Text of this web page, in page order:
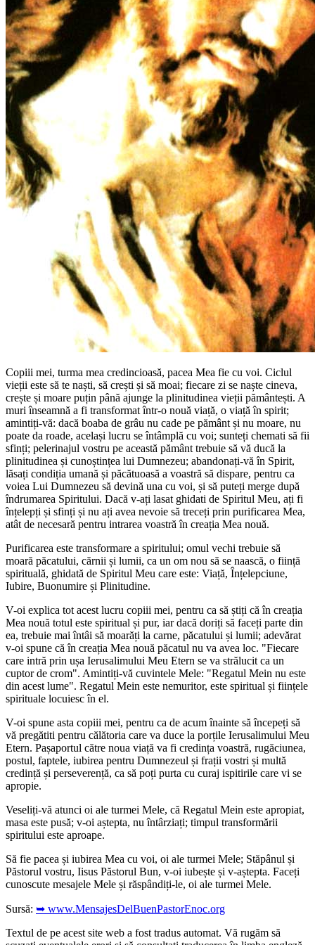
Copiii mei, turma mea credincioasă, pacea Mea fie cu voi. Ciclul
vieții este să te naști, să crești și să moai; fiecare zi se naște cineva,
crește și moare puțin până ajunge la plinitudinea vieții pământești. A
muri înseamnă a fi transformat într-o nouă viață, o viață în spirit;
amintiți-vă: dacă boaba de grâu nu cade pe pământ și nu moare, nu
poate da roade, același lucru se întâmplă cu voi; sunteți chemati să fii
sfinți; pelerinajul vostru pe această pământ trebuie să vă ducă la
plinitudinea și cunoștințea lui Dumnezeu; abandonați-vă în Spirit,
lăsați condiția umană și păcătuoasă a voastră să dispare, pentru ca
voiea Lui Dumnezeu să devină una cu voi, și să puteți merge după
îndrumarea Spiritului. Dacă v-ați lasat ghidati de Spiritul Meu, ați fi
înțelepți și sfinți și nu ați avea nevoie să treceți prin purificarea Mea,
atât de necesară pentru intrarea voastră în creația Mea nouă.
Purificarea este transformare a spiritului; omul vechi trebuie să
moară păcatului, cărnii și lumii, ca un om nou să se naască, o ființă
spirituală, ghidată de Spiritul Meu care este: Viață, Înțelepciune,
Iubire, Buonumire și Plinitudine.
V-oi explica tot acest lucru copiii mei, pentru ca să știți că în creația
Mea nouă totul este spiritual și pur, iar dacă doriți să faceți parte din
ea, trebuie mai întâi să moarăți la carne, păcatului și lumii; adevărat
v-oi spune că în creația Mea nouă păcatul nu va avea loc. "Fiecare
care intră prin ușa Ierusalimului Meu Etern se va strălucit ca un
cuptor de crom". Amintiți-vă cuvintele Mele: "Regatul Mein nu este
din acest lume". Regatul Mein este nemuritor, este spiritual și ființele
spirituale locuiesc în el.
V-oi spune asta copiii mei, pentru ca de acum înainte să începeți să
vă pregătiti pentru călătoria care va duce la porțile Ierusalimului Meu
Etern. Pașaportul către noua viață va fi credința voastră, rugăciunea,
postul, faptele, iubirea pentru Dumnezeul și frații vostri și multă
credință și perseverență, ca să poți purta cu curaj ispitirile care vi se
apropie.
Veseliți-vă atunci oi ale turmei Mele, că Regatul Mein este apropiat,
masa este pusă; v-oi aștepta, nu întârziați; timpul transformării
spiritului este aproape.
Să fie pacea și iubirea Mea cu voi, oi ale turmei Mele; Stăpânul și
Păstorul vostru, Iisus Păstorul Bun, v-oi iubește și v-aștepta. Faceți
cunoscute mesajele Mele și răspândiți-le, oi ale turmei Mele.
Sursă: ➥ www.MensajesDelBuenPastorEnoc.org
Textul de pe acest site web a fost tradus automat. Vă rugăm să